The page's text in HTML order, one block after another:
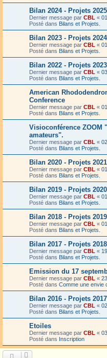
Bilan 2024 - Projets 2025
Dernier message par CBL «
Posté dans Bilans et Projets.
Bilan 2023 - Projets 2024
Dernier message par CBL «
Posté dans Bilans et Projets.
Bilan 2022 - Projets 2023
Dernier message par CBL «
Posté dans Bilans et Projets.
American
Conference
Dernier message par CBL «
Posté dans Bilans et Projets.
Visioconférence ZOOM
amateurs".
Dernier message par CBL «
Posté dans Bilans et Projets.
Bilan 2020 - Projets 2021
Dernier message par CBL «
Posté dans Bilans et Projets.
Bilan 2019 - Projets 2020
Dernier message par CBL «
Posté dans Bilans et Projets.
Bilan 2018 - Projets 2019
Dernier message par CBL «
Posté dans Bilans et Projets.
Bilan 2017 - Projets 2018
Dernier message par CBL «
Posté dans Bilans et Projets.
Emission du 17
Dernier message par CBL «
Posté dans Comme une envie
Bilan 2016 - Projets 2017
Dernier message par CBL «
Posté dans Bilans et Projets.
Etoiles
Dernier message par CBL «
Posté dans Inscription